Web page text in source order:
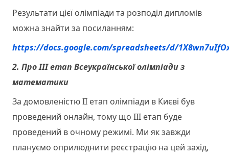
Результати цієї олімпіади та розподіл дипломів
можна знайти за посиланням:
https://docs.google.com/spreadsheets/d/
2. Про ІІІ етап Всеукраїнської олімпіади з
математики
За домовленістю ІІ етап олімпіади в Києві був
проведений онлайн, тому що ІІІ етап буде
проведений в очному режимі. Ми як завжди
плануємо оприлюднити реєстрацію на цей захід,